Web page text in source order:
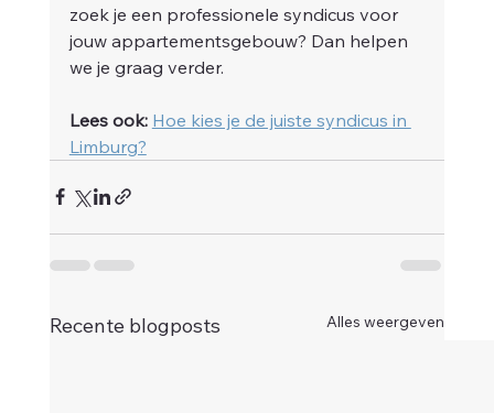
zoek je een professionele syndicus voor
jouw appartementsgebouw? Dan helpen
we je graag verder.
Lees ook: Hoe kies je de juiste syndicus in
Limburg?
Recente blogposts Alles weergeven